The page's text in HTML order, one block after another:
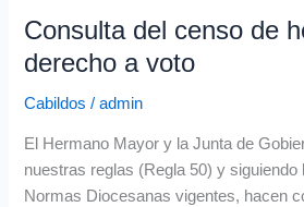
Consulta del censo de
derecho a voto
Cabildos /admin
El Hermano Mayor y la Junta de
nuestras reglas (Regla 50) y
Normas Diocesanas vigentes, hacen
Consulta
del
de